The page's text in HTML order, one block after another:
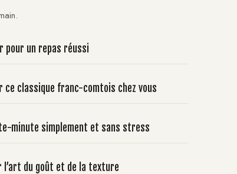
pour un repas réussi
ce classique franc-comtois chez vous
minute simplement et sans stress
du goût et de la texture